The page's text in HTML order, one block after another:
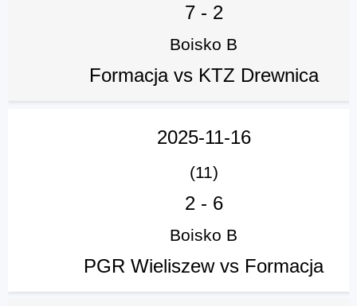
7- 2
Boisko B
Formacja vs KTZ Drewnica
2025-11-16
(11)
2- 6
Boisko B
PGR Wieliszew vs Formacja